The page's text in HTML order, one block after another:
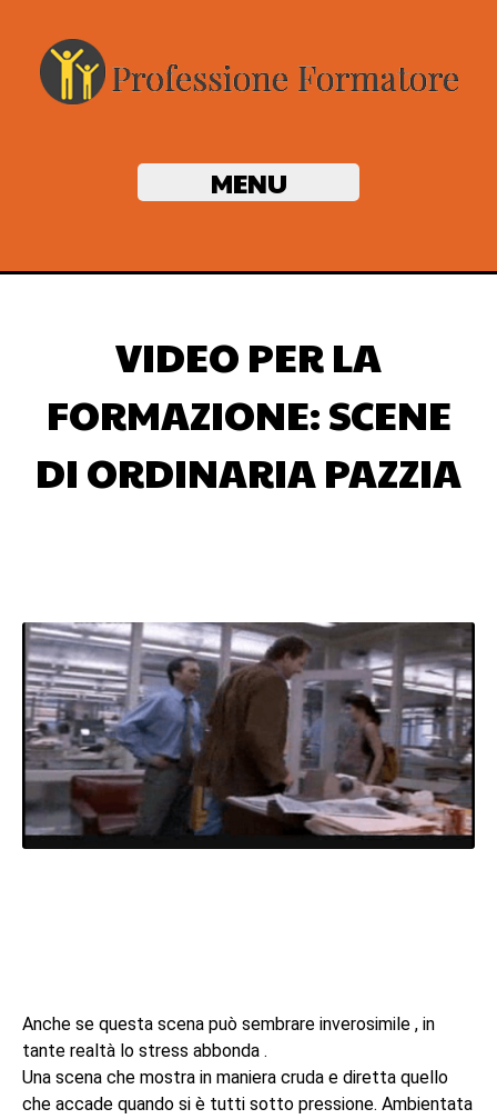
MENU
VIDEO PER LA
FORMAZIONE: SCENE
DI ORDINARIA PAZZIA
Anche se questa scena può sembrare inverosimile , in
tante realtà lo stress abbonda .
Una scena che mostra in maniera cruda e diretta quello
che accade quando si è tutti sotto pressione. Ambientata